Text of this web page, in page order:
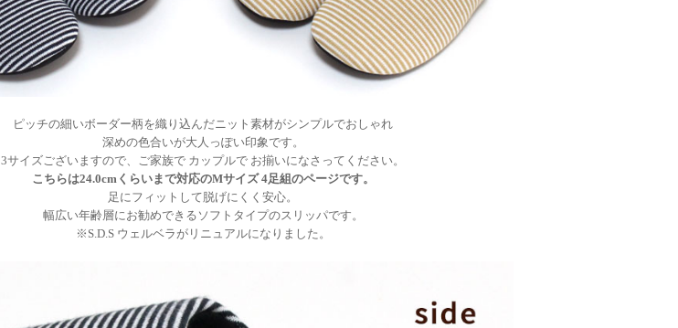
ピッチの細いボーダー柄を織り込んだニット素材がシンプルでおしゃれ
深めの色合いが大人っぽい印象です。
3サイズございますので、ご家族で カップルで お揃いになさってください。
こちらは24.0cmくらいまで対応のMサイズ 4足組のページです。
足にフィットして脱げにくく安心。
幅広い年齢層にお勧めできるソフトタイプのスリッパです。
※S.D.S ウェルベラがリニュアルになりました。